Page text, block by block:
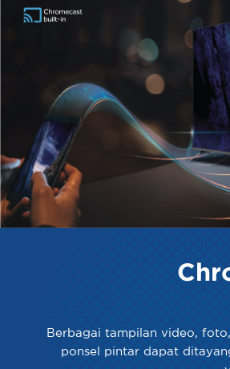
Berbagai tampilan video,
ponsel pintar dapat